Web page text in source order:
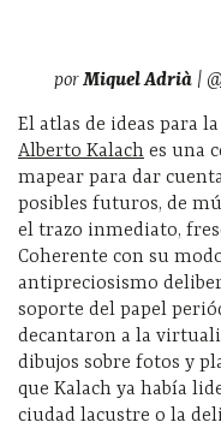
porMiquel Adrià |
El atlas de ideas para
Alberto Kalach es una
mapear para dar
posibles futuros, de
el trazo inmediato,
Coherente con su
antipreciosismo
soporte del papel
decantaron a la
dibujos sobre fotos y
que Kalach ya había
ciudad lacustre o la